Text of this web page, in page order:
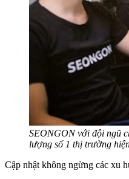
SEONGON với đội ngũ
lượng số 1 thị trường
Cập nhật không ngừng các xu